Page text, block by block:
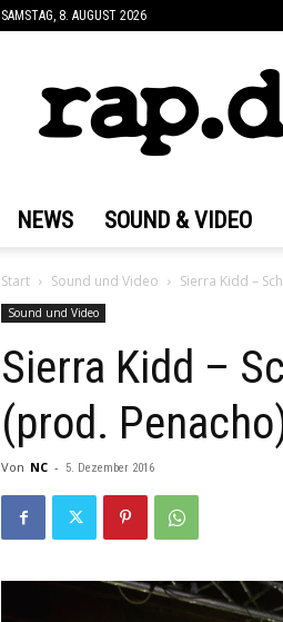
SAMSTAG, 8. AUGUST 2026
NEWS SOUND & VIDEO
Start Sound und Video Sierra Kidd –
Sound und Video
Sierra Kidd –
(prod.
Von NC - 5. Dezember 2016